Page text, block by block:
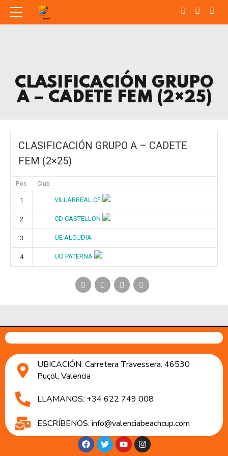
CLASIFICACIÓN GRUPO
A – CADETE FEM (2×25)
CLASIFICACIÓN GRUPO A – CADETE
FEM (2×25)
Pos Club
1 VILLARREAL CF
2 CD CASTELLÓN
3 UE ALCUDIA
4 UD PATERNA
UBICACIÓN: Carretera Travessera. 46530
Puçol, Valencia
LLAMANOS: +34 622 749 008
ESCRÍBENOS: info@valenciabeachcup.com